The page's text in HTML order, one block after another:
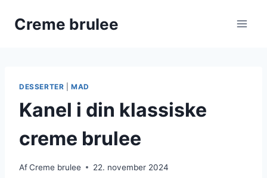
Creme brulee
DESSERTER |MAD
Kanel i din klassiske
creme brulee
AfCreme brulee 22. november 2024